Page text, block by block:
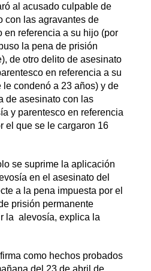
al acusado culpable de
con las agravantes de
en referencia a su hijo (por
la pena de prisión
de otro delito de asesinato
en referencia a su
condenó a 23 años) y de
de asesinato con las
y parentesco en referencia
el que se le cargaron 16
se suprime la aplicación
en el asesinato del
a la pena impuesta por el
prisión permanente
la alevosía, explica la
como hechos probados
del 23 de abril de